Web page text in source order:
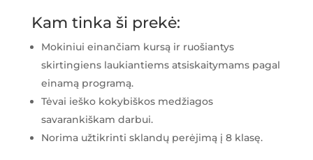
Kam tinka ši prekė:
Mokiniui einančiam kursą ir ruošiantys
skirtingiens laukiantiems atsiskaitymams pagal
einamą programą.
Tėvai ieško kokybiškos medžiagos
savarankiškam darbui.
Norima užtikrinti sklandų perėjimą į 8 klasę.